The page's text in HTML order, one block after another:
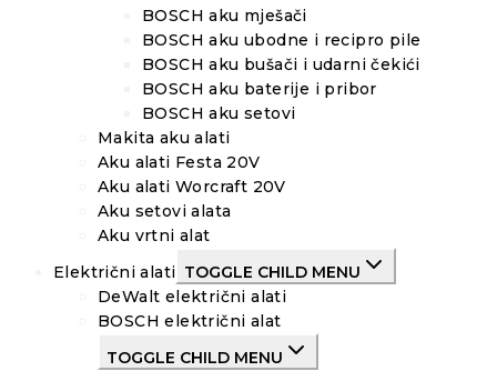
BOSCH aku mješači
BOSCH aku ubodne i recipro pile
BOSCH aku bušači i udarni čekići
BOSCH aku baterije i pribor
BOSCH aku setovi
Makita aku alati
Aku alati Festa 20V
Aku alati Worcraft 20V
Aku setovi alata
Aku vrtni alat
Električni alati TOGGLE CHILD MENU
DeWalt električni alati
BOSCH električni alat
TOGGLE CHILD MENU